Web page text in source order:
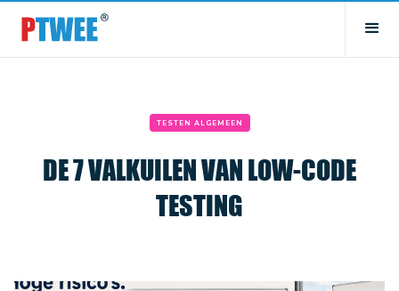
TESTEN ALGEMEEN
DE 7 VALKUILEN VAN LOW-CODE
TESTING